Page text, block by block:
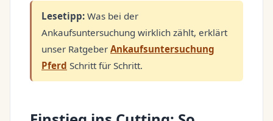
Lesetipp: Was bei der
Ankaufsuntersuchung wirklich zählt, erklärt
unser Ratgeber Ankaufsuntersuchung
Pferd Schritt für Schritt.